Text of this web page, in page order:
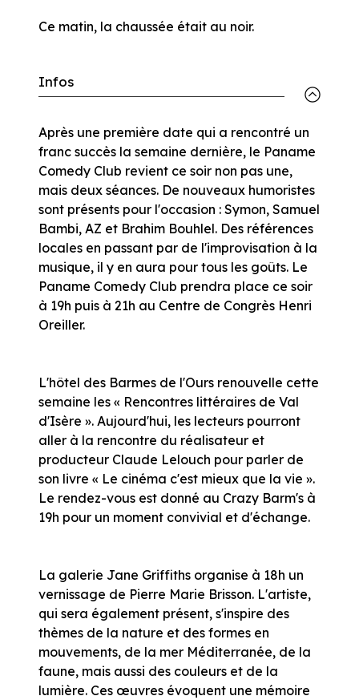
Ce matin, la chaussée était au noir.
Infos
Après une première date qui a rencontré un
franc succès la semaine dernière, le Paname
Comedy Club revient ce soir non pas une,
mais deux séances. De nouveaux humoristes
sont présents pour l'occasion : Symon, Samuel
Bambi, AZ et Brahim Bouhlel. Des références
locales en passant par de l'improvisation à la
musique, il y en aura pour tous les goûts. Le
Paname Comedy Club prendra place ce soir
à 19h puis à 21h au Centre de Congrès Henri
Oreiller.
L'hôtel des Barmes de l'Ours renouvelle cette
semaine les « Rencontres littéraires de Val
d'Isère ». Aujourd'hui, les lecteurs pourront
aller à la rencontre du réalisateur et
producteur Claude Lelouch pour parler de
son livre « Le cinéma c'est mieux que la vie ».
Le rendez-vous est donné au Crazy Barm's à
19h pour un moment convivial et d'échange.
La galerie Jane Griffiths organise à 18h un
vernissage de Pierre Marie Brisson. L'artiste,
qui sera également présent, s'inspire des
thèmes de la nature et des formes en
mouvements, de la mer Méditerranée, de la
faune, mais aussi des couleurs et de la
lumière. Ces œuvres évoquent une mémoire